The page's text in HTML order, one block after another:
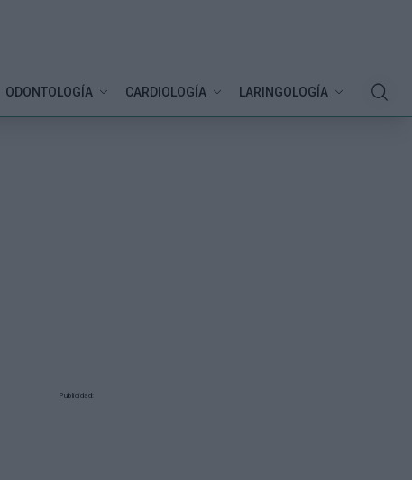
ODONTOLOGÍA CARDIOLOGÍA LARINGOLOGÍA
Publicidad: